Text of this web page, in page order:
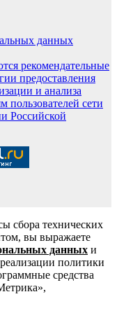
данных
рекомендательные
предоставления
и анализа
пользователей сети
Российской
сбора технических
вы выражаете
данных и
политики
средства